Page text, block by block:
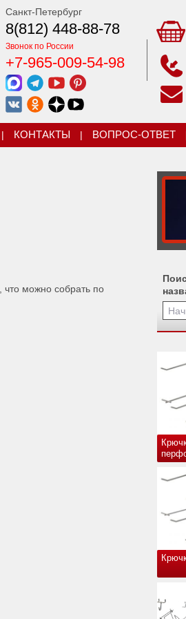
Санкт-Петербург
8(812) 448-88-78
Звонок по России
+7-965-009-54-98
| КОНТАКТЫ | ВОПРОС-ОТВЕТ
что можно собрать по